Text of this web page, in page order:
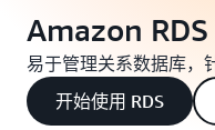
Amazon
易于管理关系数据库，
开始使用 RDS